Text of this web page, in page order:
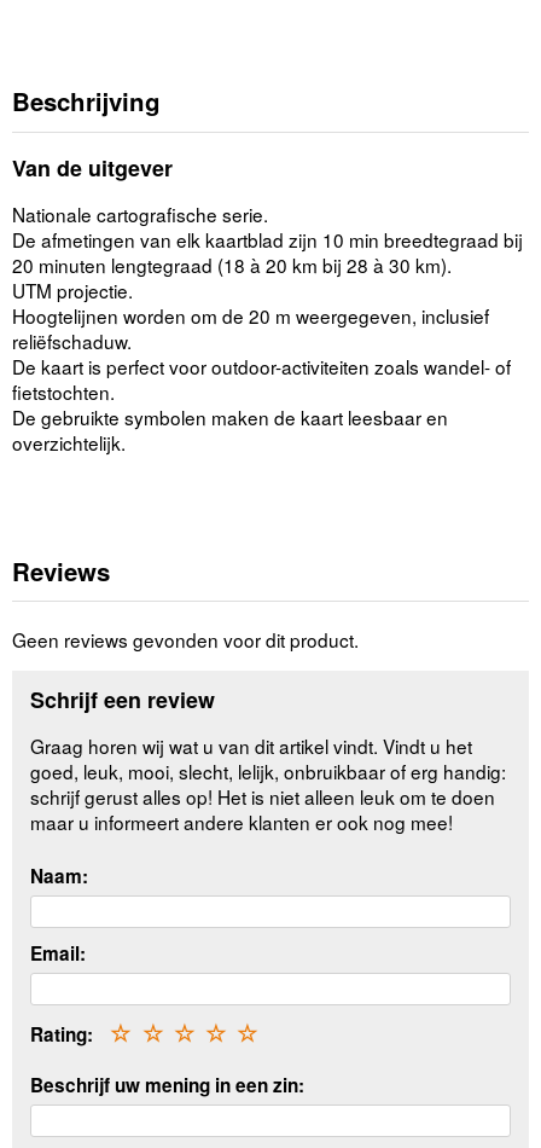
Beschrijving
Van de uitgever
Nationale cartografische serie.
De afmetingen van elk kaartblad zijn 10 min breedtegraad bij
20 minuten lengtegraad (18 à 20 km bij 28 à 30 km).
UTM projectie.
Hoogtelijnen worden om de 20 m weergegeven, inclusief
reliëfschaduw.
De kaart is perfect voor outdoor-activiteiten zoals wandel- of
fietstochten.
De gebruikte symbolen maken de kaart leesbaar en
overzichtelijk.
Reviews
Geen reviews gevonden voor dit product.
Schrijf een review
Graag horen wij wat u van dit artikel vindt. Vindt u het
goed, leuk, mooi, slecht, lelijk, onbruikbaar of erg handig:
schrijf gerust alles op! Het is niet alleen leuk om te doen
maar u informeert andere klanten er ook nog mee!
Naam:
Email:
Rating: ☆
☆
☆
☆
☆
Beschrijf uw mening in een zin: